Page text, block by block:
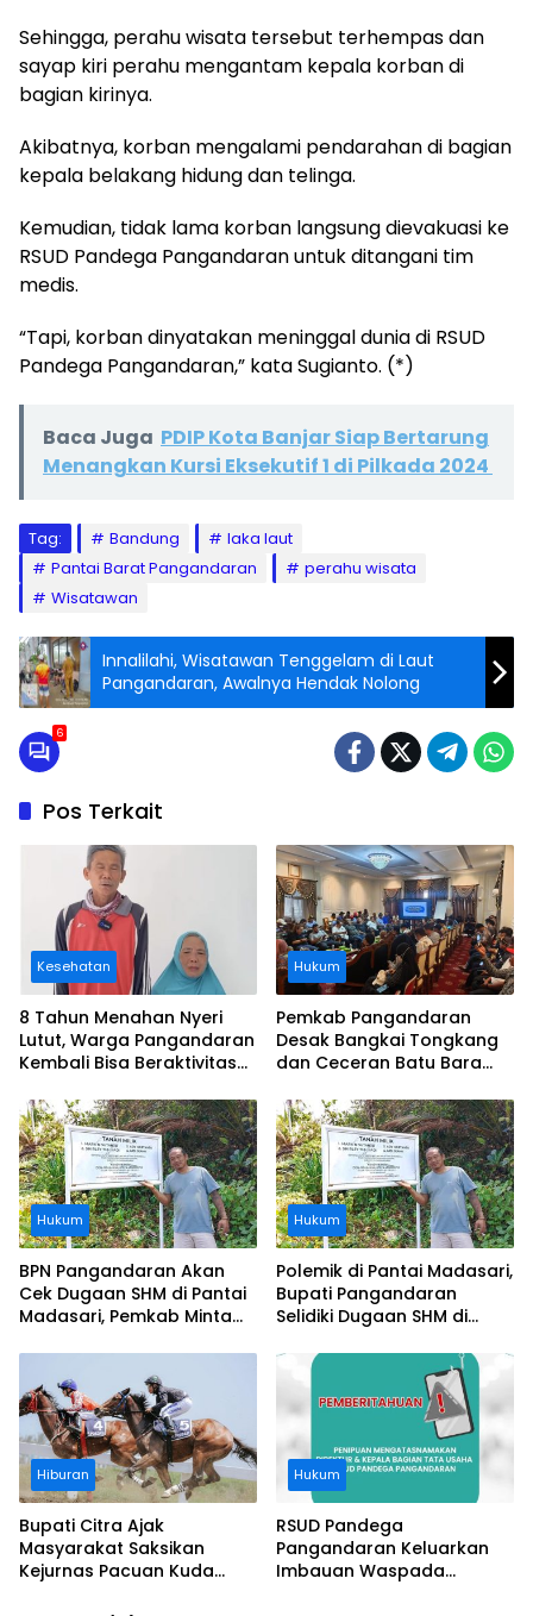
Sehingga, perahu wisata tersebut terhempas dan
sayap kiri perahu mengantam kepala korban di
bagian kirinya.
Akibatnya, korban mengalami pendarahan di bagian
kepala belakang hidung dan telinga.
Kemudian, tidak lama korban langsung dievakuasi ke
RSUD Pandega Pangandaran untuk ditangani tim
medis.
“Tapi, korban dinyatakan meninggal dunia di RSUD
Pandega Pangandaran,” kata Sugianto. (*)
Baca Juga PDIP Kota Banjar Siap Bertarung
Menangkan Kursi Eksekutif 1 di Pilkada 2024
Tag: Bandung
laka laut
Pantai Barat Pangandaran
perahu wisata
Wisatawan
Innalilahi, Wisatawan Tenggelam di Laut
Pangandaran, Awalnya Hendak Nolong
6
Pos Terkait
Kesehatan
8 Tahun Menahan Nyeri
Lutut, Warga Pangandaran
Kembali Bisa Beraktivitas
Ditanggung BPJS
Hukum
Pemkab Pangandaran
Desak Bangkai Tongkang
dan Ceceran Batu Bara
Buruknya Koordinasi
Perusahaan
Hukum
BPN Pangandaran Akan
Cek Dugaan SHM di Pantai
Madasari, Pemkab Minta
Hukum
Polemik di Pantai Madasari,
Bupati Pangandaran
Selidiki Dugaan SHM di
Pantai
Hiburan
Bupati Citra Ajak
Masyarakat Saksikan
Kejurnas Pacuan Kuda
Hukum
RSUD Pandega
Pangandaran Keluarkan
Imbauan Waspada